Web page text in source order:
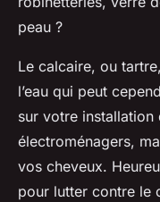
eau dure ?
Tom•30 avril 2024•5
peau ?
Le calcaire, ou
l’eau qui peut
sur votre
électroménagers,
vos cheveux.
pour lutter contre le